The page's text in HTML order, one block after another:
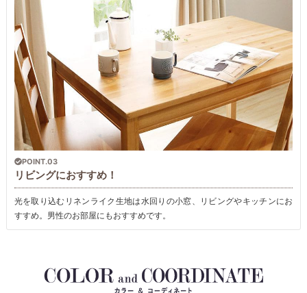
POINT.03
リビングにおすすめ！
光を取り込むリネンライク生地は水回りの小窓、リビングやキッチンにお
すすめ。男性のお部屋にもおすすめです。